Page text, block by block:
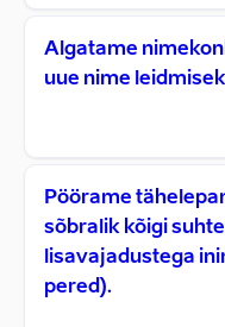
Algatame
uue nime
Pöörame
sõbralik kõigi
lisavajadustega
pered).